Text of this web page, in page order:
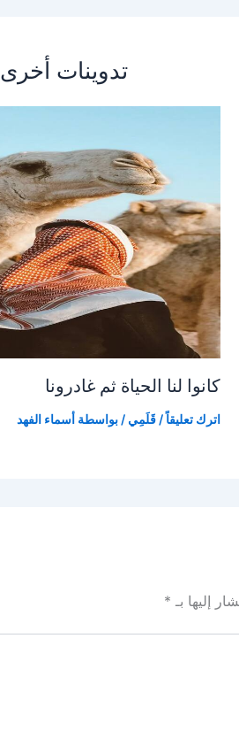
تدوينات أخرى
كانوا لنا الحياة ثم غادرونا
اترك تعليقاً/قَلَمِي / بواسطة أسماء الفهد
إليها بـ *